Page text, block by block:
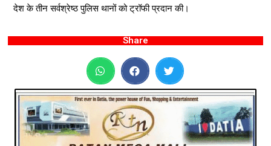
देश के तीन सर्वश्रेष्ठ पुलिस थानों को ट्रॉफी प्रदान की।
Share